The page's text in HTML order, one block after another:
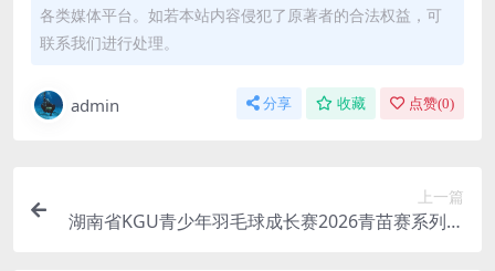
各类媒体平台。如若本站内容侵犯了原著者的合法权益，可
联系我们进行处理。
admin 分享 收藏 点赞(0)
上一篇
湖南省KGU青少年羽毛球成长赛2026青苗赛系列第